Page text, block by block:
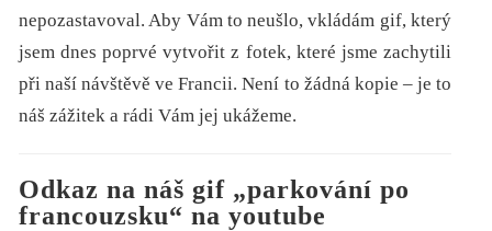
nepozastavoval. Aby Vám to neušlo, vkládám gif, který
jsem dnes poprvé vytvořit z fotek, které jsme zachytili
při naší návštěvě ve Francii. Není to žádná kopie – je to
náš zážitek a rádi Vám jej ukážeme.
Odkaz na náš gif „parkování po
francouzsku“ na youtube